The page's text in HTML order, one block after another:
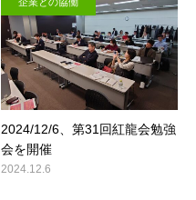
2024/12/6、第31回紅龍会勉強
会を開催
2024.12.6